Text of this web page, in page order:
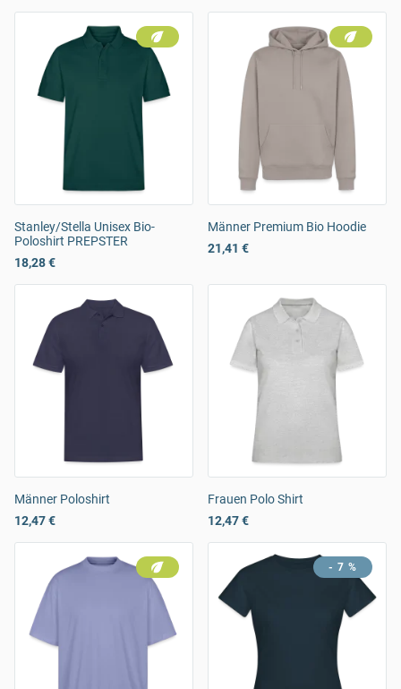
Stanley/Stella Unisex Bio-
Poloshirt PREPSTER
18,28 €
Männer Premium Bio Hoodie
21,41 €
Männer Poloshirt
12,47 €
Frauen Polo Shirt
12,47 €
- 7 %